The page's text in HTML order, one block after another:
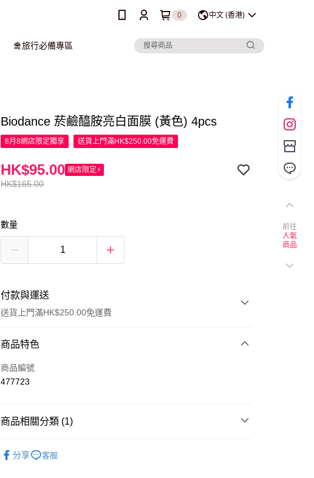
0 中文 (香港)
🛅旅行必備專區
Biodance 菸鹼醯胺亮白面膜 (黃色) 4pcs
8月8網店限定獨享 送貨上門滿HK$250.00免運費
HK$165.00
HK$95.00 網店限定⚡
數量
付款與運送
送貨上門滿HK$250.00免運費
付款方式
信用卡
商品特色
商品編號
477723
商品相關分類 (1)
分享
客服
前往
人氣
商品